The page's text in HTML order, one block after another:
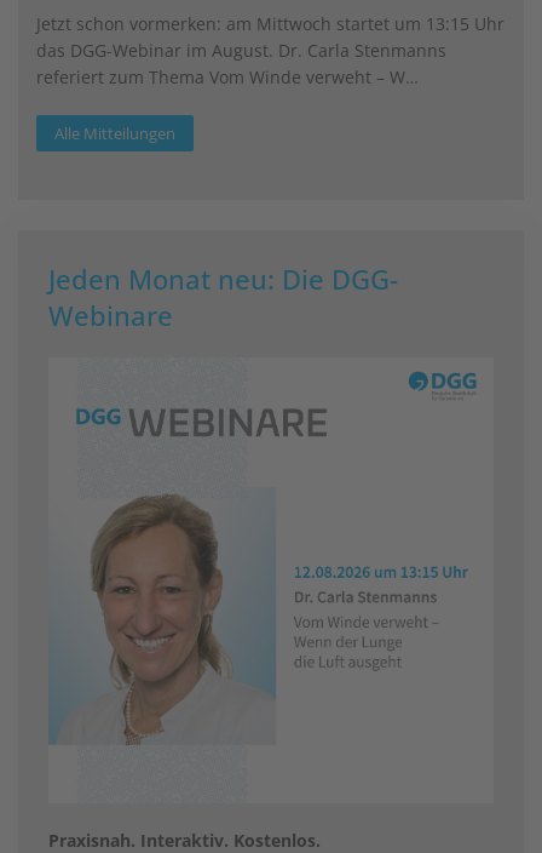
Jetzt schon vormerken: am Mittwoch startet um 13:15 Uhr
das DGG-Webinar im August. Dr. Carla Stenmanns
referiert zum Thema Vom Winde verweht – W…
Alle Mitteilungen
Jeden Monat neu: Die DGG-
Webinare
Praxisnah. Interaktiv. Kostenlos.